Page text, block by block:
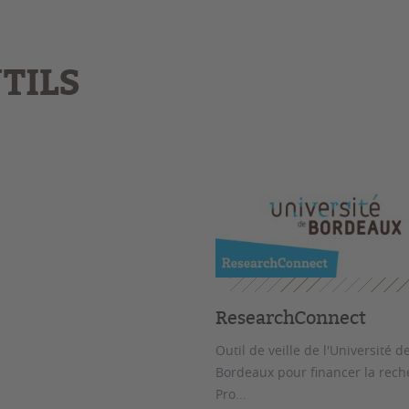
ResearchConnect
Outil de veille de l'Université de
Bordeaux pour financer la
Pro...